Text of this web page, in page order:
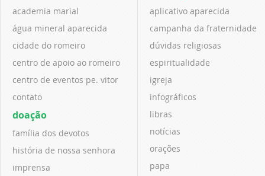
academia marial
água mineral aparecida
cidade do romeiro
centro de apoio ao romeiro
centro de eventos pe. vitor
contato
doação
família dos devotos
história de nossa senhora
imprensa
aplicativo aparecida
campanha da fraternidade
dúvidas religiosas
espiritualidade
igreja
infográficos
libras
notícias
orações
papa